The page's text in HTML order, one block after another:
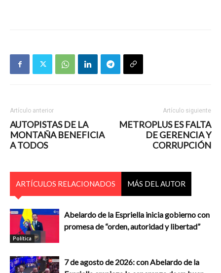
Artículo anterior
AUTOPISTAS DE LA
MONTAÑA BENEFICIA
A TODOS
Artículo siguiente
METROPLUS ES FALTA
DE GERENCIA Y
CORRUPCIÓN
ARTÍCULOS RELACIONADOS MÁS DEL AUTOR
Política
Abelardo de la Espriella inicia gobierno con
promesa de “orden, autoridad y libertad”
7 de agosto de 2026: con Abelardo de la